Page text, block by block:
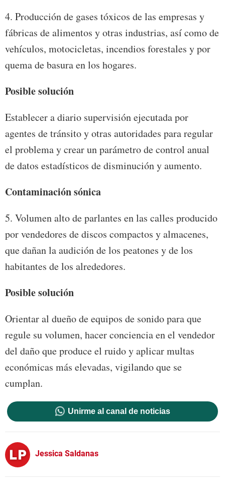
4. Producción de gases tóxicos de las empresas y
fábricas de alimentos y otras industrias, así como de
vehículos, motocicletas, incendios forestales y por
quema de basura en los hogares.
Posible solución
Establecer a diario supervisión ejecutada por
agentes de tránsito y otras autoridades para regular
el problema y crear un parámetro de control anual
de datos estadísticos de disminución y aumento.
Contaminación sónica
5. Volumen alto de parlantes en las calles producido
por vendedores de discos compactos y almacenes,
que dañan la audición de los peatones y de los
habitantes de los alrededores.
Posible solución
Orientar al dueño de equipos de sonido para que
regule su volumen, hacer conciencia en el vendedor
del daño que produce el ruido y aplicar multas
económicas más elevadas, vigilando que se
cumplan.
Unirme al canal de noticias
Jessica Saldanas